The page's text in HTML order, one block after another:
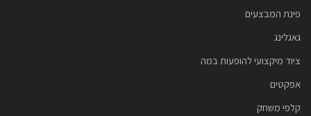
פינת המבצעים
גאגלינג
ציוד מיקצועי להופעות במה
אפקטים
קלפי משחק